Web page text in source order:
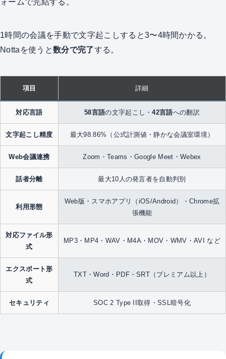
1時間の会議を手動で文字起こしすると3〜4時間かかる。
Nottaを使うと数分で完了する。
項目 詳細
対応言語 58言語の文字起こし・42言語への翻訳
文字起こし精度 最大98.86%（公式計測値・静かな会議室環境）
Web会議連携 Zoom・Teams・Google Meet・Webex
話者分離 最大10人の発言者を自動判別
利用形態
Web版・スマホアプリ（iOS/Android）・Chrome拡
張機能
対応ファイル形
式
MP3・MP4・WAV・M4A・MOV・WMV・AVI など
エクスポート形
式
TXT・Word・PDF・SRT（プレミアム以上）
セキュリティ SOC 2 Type II取得・SSL暗号化